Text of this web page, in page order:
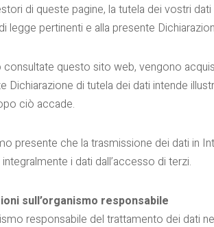
di queste pagine, la tutela dei vostri
legge pertinenti e alla presente
consultate questo sito web, vengono
Dichiarazione di tutela dei dati intende
ciò accade.
presente che la trasmissione dei dati in
i dati dall’accesso di terzi.
sull’organismo responsabile
responsabile del trattamento dei dati